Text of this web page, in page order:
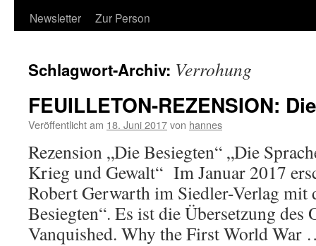
Newsletter
Zur Person
Schlagwort-Archiv: Verrohung
FEUILLETON-REZENSION:
Veröffentlicht am 18. Juni 2017von hannes
Rezension „Die Besiegten“ „Die
Krieg und Gewalt“ Im Januar 2017
Robert Gerwarth im Siedler-Verlag mit
Besiegten“. Es ist die Übersetzung des
Vanquished. Why the First World